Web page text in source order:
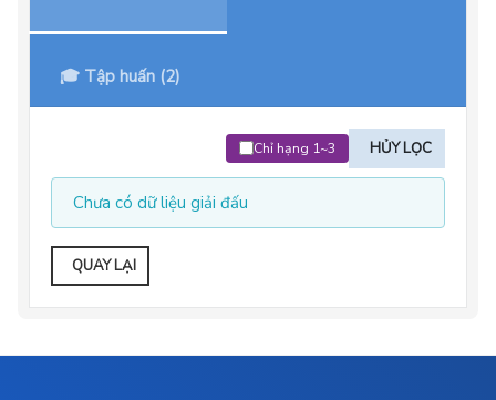
🎓 Tập huấn (2)
Chỉ hạng 1~3 HỦY LỌC
Chưa có dữ liệu giải đấu
QUAY LẠI